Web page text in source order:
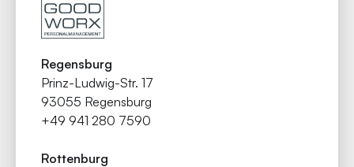
Regensburg
Prinz-Ludwig-Str. 17
93055 Regensburg
+49 941 280 7590
Rottenburg